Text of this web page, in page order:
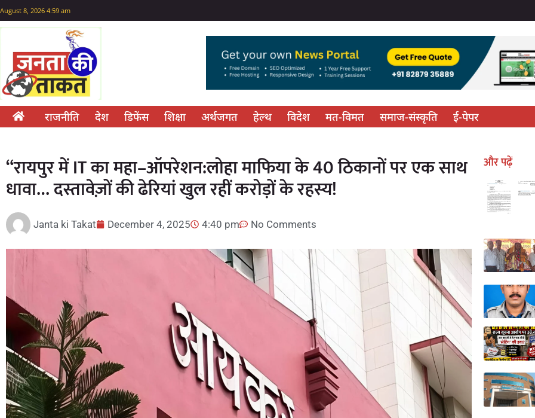
August 8, 2026 4:59 am
राजनीति देश डिफेंस शिक्षा अर्थजगत हेल्थ विदेश मत-विमत समाज-संस्कृति ई-पेपर
“रायपुर में IT का महा–ऑपरेशन:लोहा माफिया के 40 ठिकानों पर एक साथ
धावा… दस्तावेज़ों की ढेरियां खुल रहीं करोड़ों के रहस्य!
Janta ki Takat December 4, 2025 4:40 pm No Comments
और पढ़ें